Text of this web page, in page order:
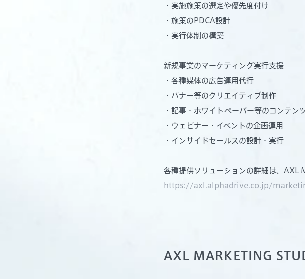
・実施施策の選定や優先度付け
・施策のPDCA設計
・実行体制の構築
新規事業のマーケティング実行支援
・各種媒体の広告運用代行
・バナー等のクリエイティブ制作
・記事・ホワイトペーパー等のコンテン
・ウェビナー・イベントの企画運用
・インサイドセールスの設計・実行
各種提供ソリューションの詳細は、AXL
https://axl.alphadrive.co.jp/
AXL MARKETING